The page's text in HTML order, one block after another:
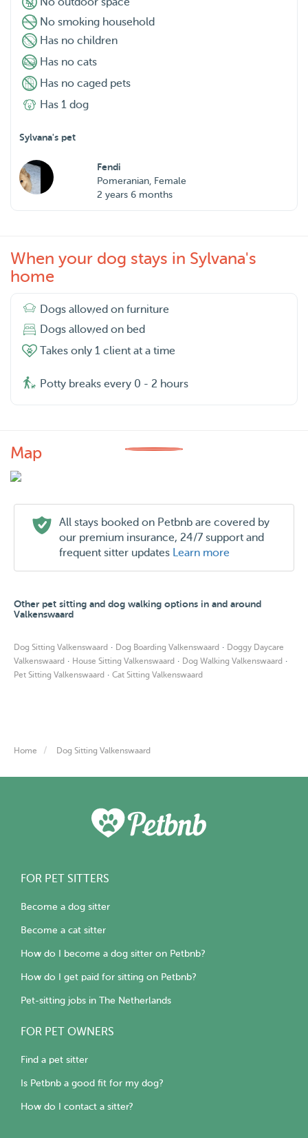
No smoking household
Has no children
Has no cats
Has no caged pets
Has 1 dog
Sylvana's pet
Fendi
Pomeranian, Female
2 years 6 months
When your dog stays in Sylvana's
home
Dogs allowed on furniture
Dogs allowed on bed
Takes only 1 client at a time
Potty breaks every 0 - 2 hours
Map
All stays booked on Petbnb are covered by
our premium insurance, 24/7 support and
frequent sitter updates Learn more
Other pet sitting and dog walking options in and around
Valkenswaard
Dog Sitting Valkenswaard · Dog Boarding Valkenswaard · Doggy Daycare
Valkenswaard · House Sitting Valkenswaard · Dog Walking Valkenswaard ·
Pet Sitting Valkenswaard · Cat Sitting Valkenswaard
Home Dog Sitting Valkenswaard
FOR PET SITTERS
Become a dog sitter
Become a cat sitter
How do I become a dog sitter on Petbnb?
How do I get paid for sitting on Petbnb?
Pet-sitting jobs in The Netherlands
FOR PET OWNERS
Find a pet sitter
Is Petbnb a good fit for my dog?
How do I contact a sitter?